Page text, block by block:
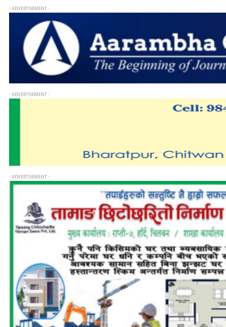
- ADVERTISEMENT -
- ADVERTISEMENT -
- ADVERTISEMENT -